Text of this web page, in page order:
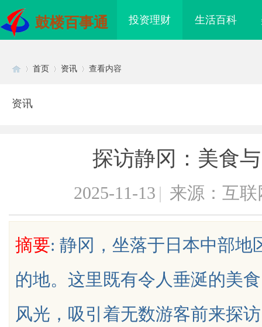
鼓楼百事通 投资理财 生活百科
首页 资讯 查看内容
资讯
探访静冈：美食
2025-11-13 | 来源：互联
摘要: 静冈，坐落于日本中部地
的地。这里既有令人垂涎的美
风光，吸引着无数游客前来探
能的新选择